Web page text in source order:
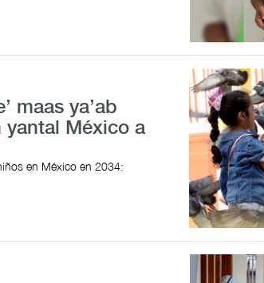
maas ya’ab
yantal México a
en México en 2034: